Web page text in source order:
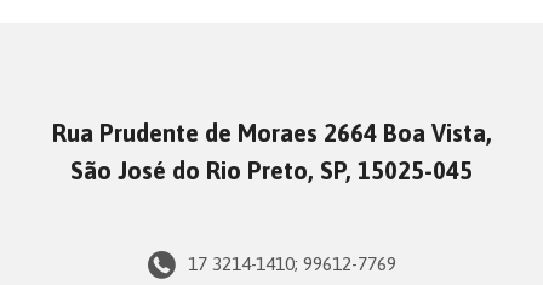
Rua Prudente de Moraes 2664 Boa Vista,
São José do Rio Preto, SP, 15025-045
17 3214-1410; 99612-7769